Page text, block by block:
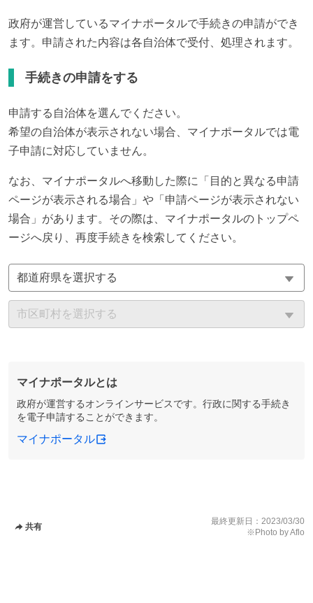
政府が運営しているマイナポータルで手続きの申請ができ
ます。申請された内容は各自治体で受付、処理されます。
手続きの申請をする
申請する自治体を選んでください。
希望の自治体が表示されない場合、マイナポータルでは電
子申請に対応していません。
なお、マイナポータルへ移動した際に「目的と異なる申請
ページが表示される場合」や「申請ページが表示されない
場合」があります。その際は、マイナポータルのトップペ
ージへ戻り、再度手続きを検索してください。
マイナポータルとは
政府が運営するオンラインサービスです。行政に関する手続き
を電子申請することができます。
マイナポータル
共有
最終更新日： 2023/03/30
※Photo by Aflo